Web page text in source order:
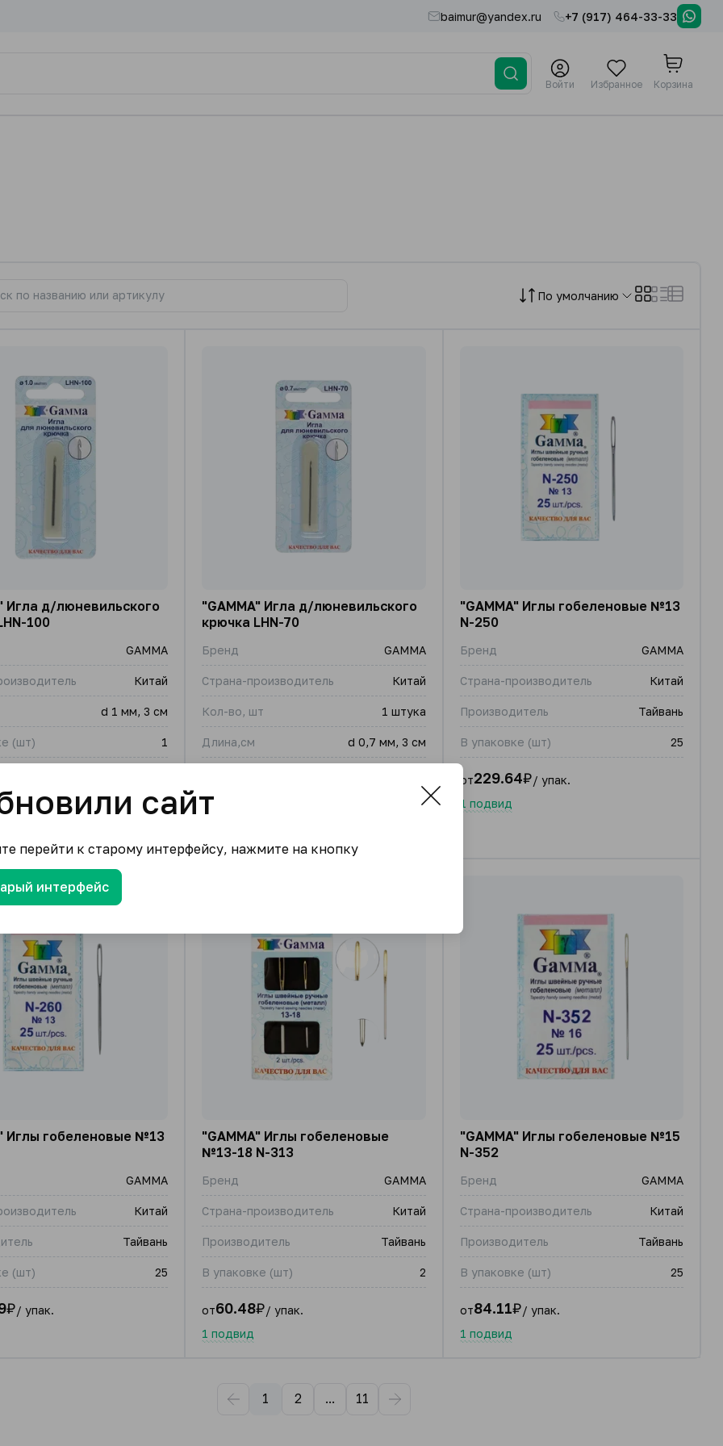
baimur@yandex.ru +7 (917) 464-33-33
Войти Избранное Корзина
По умолчанию
Игла д/люневильского
100
GAMMA
Китай
d 1 мм, 3 см
(шт) 1
"GAMMA" Игла д/люневильского
крючка LHN-70
Бренд GAMMA
Страна-производитель Китай
Кол-во, шт 1 штука
Длина,см d 0,7 мм, 3 см
"GAMMA" Иглы гобеленовые №13
N-250
Бренд GAMMA
Страна-производитель Китай
Производитель Тайвань
В упаковке (шт) 25
от229.64₽/ упак.
1 подвид
Иглы гобеленовые №13
GAMMA
Китай
Тайвань
(шт) 25
₽/ упак.
"GAMMA" Иглы гобеленовые
№13-18 N-313
Бренд GAMMA
Страна-производитель Китай
Производитель Тайвань
В упаковке (шт) 2
от60.48₽/ упак.
1 подвид
"GAMMA" Иглы гобеленовые №15
N-352
Бренд GAMMA
Страна-производитель Китай
Производитель Тайвань
В упаковке (шт) 25
от84.11₽/ упак.
1 подвид
1 2 ... 11
сайт
перейти к старому интерфейсу, нажмите на кнопку
интерфейс